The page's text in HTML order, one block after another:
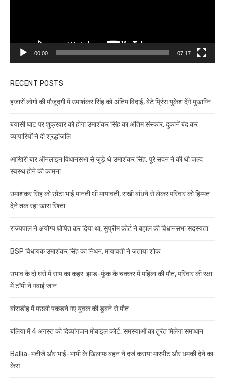
00:00 07:17
RECENT POSTS
हजारों लोगों की मौजूदगी में उमाशंकर सिंह को अंतिम विदाई, बेटे प्रिंस युकेश देंगे मुखाग्नि
बयासी घाट पर शुक्रवार को होगा उमाशंकर सिंह का अंतिम संस्कार, दुकानें बंद कर
व्यापारियों ने दी श्रद्धांजलि
आखिरी बार ऑनलाइन विधानसभा से जुड़े थे उमाशंकर सिंह, पूरे सदन ने की थी जल्द
स्वस्थ होने की कामना
उमाशंकर सिंह को छोटा भाई मानती थीं मायावती, राखी बांधने से लेकर परिवार को हिम्मत
देने तक रहा खास रिश्ता
राज्यपाल ने अयोग्य घोषित कर दिया था, सुप्रीम कोर्ट ने बहाल की विधानसभा सदस्यता
BSP विधायक उमाशंकर सिंह का निधन, मायावती ने जताया शोक
उभांव के दो घरों में सांप का कहर: झाड़-फूंक के चक्कर में महिला की मौत, परिवार की रक्षा
में टॉमी ने गंवाई जान
बांसडीह में मछली पकड़ने गए युवक की डूबने से मौत
बलिया में 4 अगस्त को दिव्यांगजन मोबाइल कोर्ट, समस्याओं का तुरंत मिलेगा समाधान
Ballia-भतीजे और भाई-भाभी के खिलाफ बहन ने दर्ज कराया मारपीट और धमकी देने का
केस